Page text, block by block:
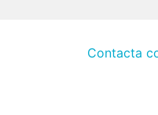
Contacta